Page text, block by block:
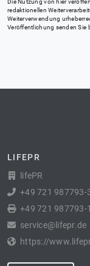
redaktionellen
Weiterverwendung
Veröffentlichung senden Sie
LIFEPR
lifePR
+49 721 987793-
+49 721 987793-
service@lifepr.de
https://